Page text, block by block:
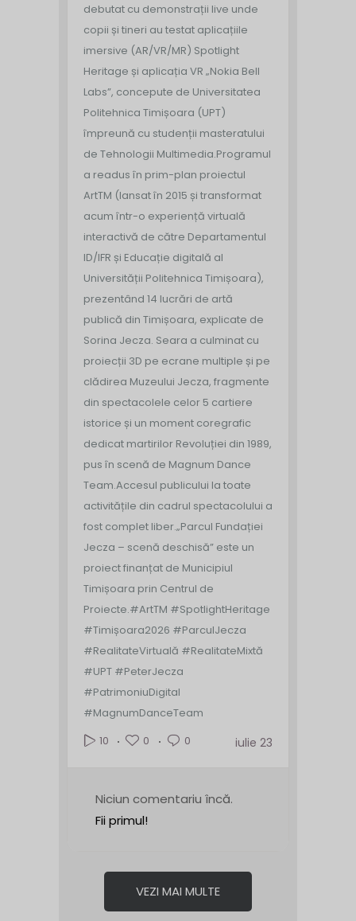
debutat cu demonstrații live unde
copii și tineri au testat aplicațiile
imersive (AR/VR/MR) Spotlight
Heritage și aplicația VR „Nokia Bell
Labs”, concepute de Universitatea
Politehnica Timișoara (UPT)
împreună cu studenții masteratului
de Tehnologii Multimedia.Programul
a readus în prim-plan proiectul
ArtTM (lansat în 2015 și transformat
acum într-o experiență virtuală
interactivă de către Departamentul
ID/IFR și Educație digitală al
Universității Politehnica Timișoara),
prezentând 14 lucrări de artă
publică din Timișoara, explicate de
Sorina Jecza. Seara a culminat cu
proiecții 3D pe ecrane multiple și pe
clădirea Muzeului Jecza, fragmente
din spectacolele celor 5 cartiere
istorice și un moment coregrafic
dedicat martirilor Revoluției din 1989,
pus în scenă de Magnum Dance
Team.Accesul publicului la toate
activitățile din cadrul spectacolului a
fost complet liber.„Parcul Fundației
Jecza – scenă deschisă” este un
proiect finanțat de Municipiul
Timișoara prin Centrul de
Proiecte.#ArtTM #SpotlightHeritage
#Timișoara2026 #ParculJecza
#RealitateVirtuală #RealitateMixtă
#UPT #PeterJecza
#PatrimoniuDigital
#MagnumDanceTeam
10
0 0 iulie 23
Niciun comentariu încă.
Fii primul!
VEZI MAI MULTE